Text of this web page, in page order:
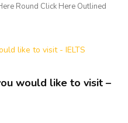
Round Click Here Outlined
would like to visit –